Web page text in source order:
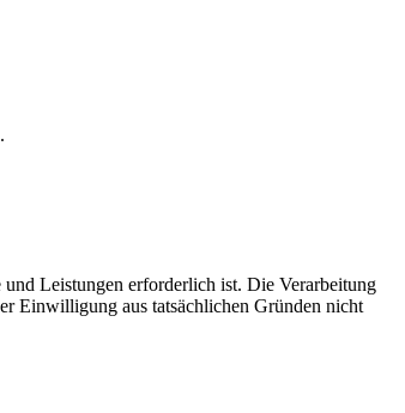
Leistungen erforderlich ist. Die Verarbeitung
Einwilligung aus tatsächlichen Gründen nicht